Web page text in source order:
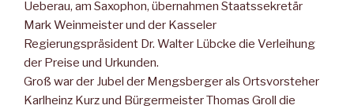
Ueberau, am Saxophon, übernahmen Staatssekretär
Mark Weinmeister und der Kasseler
Regierungspräsident Dr. Walter Lübcke die Verleihung
der Preise und Urkunden.
Groß war der Jubel der Mengsberger als Ortsvorsteher
Karlheinz Kurz und Bürgermeister Thomas Groll die